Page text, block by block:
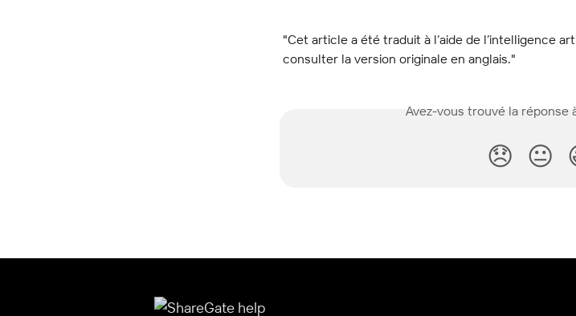
"Cet article a été traduit à l’aide de l’intelligence
consulter la version originale en anglais."
Avez-vous trouvé la réponse
😞 😐